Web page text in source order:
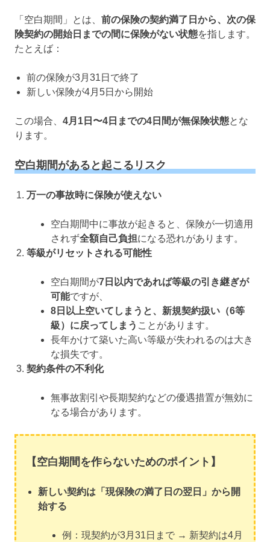
「空白期間」とは、 前の保険の契約満了日から、次の保
険契約の開始日までの間に保険がない状態を指します。
たとえば：
前の保険が3月31日で終了
新しい保険が4月5日から開始
この場合、 4月1日〜4日までの4日間が無保険状態とな
ります。
空白期間があると起こるリスク
万一の事故時に保険が使えない
空白期間中に事故が起きると、保険が一切適用
されず全額自己負担になる恐れがあります。
等級がリセットされる可能性
空白期間が7日以内であれば等級の引き継ぎが
可能ですが、
8日以上空いてしまうと、新規契約扱い（6等
級）に戻ってしまう ことがあります。
長年かけて築いた高い等級が失われるのは大き
な損失です。
契約条件の不利化
無事故割引や長期契約などの優遇措置が無効に
なる場合があります。
【空白期間を作らないためのポイント】
新しい契約は「現保険の満了日の翌日」から開
始する
例：現契約が3月31日まで → 新契約は4月